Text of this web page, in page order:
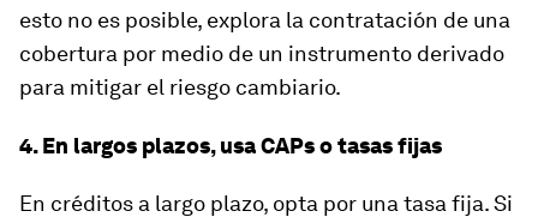
esto no es posible, explora la contratación de una
cobertura por medio de un instrumento derivado
para mitigar el riesgo cambiario.
4. En largos plazos, usa CAPs o tasas fijas
En créditos a largo plazo, opta por una tasa fija. Si